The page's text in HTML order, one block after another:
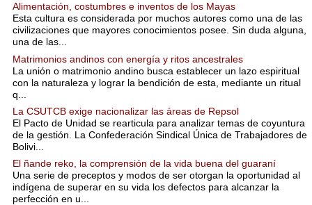
Alimentación, costumbres e inventos de los Mayas
Esta cultura es considerada por muchos autores como una de las
civilizaciones que mayores conocimientos posee. Sin duda alguna,
una de las...
Matrimonios andinos con energía y ritos ancestrales
La unión o matrimonio andino busca establecer un lazo espiritual
con la naturaleza y lograr la bendición de esta, mediante un ritual
q...
La CSUTCB exige nacionalizar las áreas de Repsol
El Pacto de Unidad se rearticula para analizar temas de coyuntura
de la gestión. La Confederación Sindical Única de Trabajadores de
Bolivi...
El ñande reko, la comprensión de la vida buena del guaraní
Una serie de preceptos y modos de ser otorgan la oportunidad al
indígena de superar en su vida los defectos para alcanzar la
perfección en u...